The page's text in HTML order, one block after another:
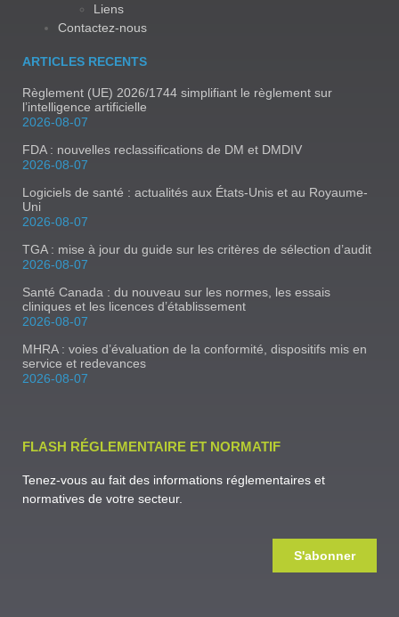
Liens
Contactez-nous
ARTICLES RECENTS
Règlement (UE) 2026/1744 simplifiant le règlement sur
l’intelligence artificielle
2026-08-07
FDA : nouvelles reclassifications de DM et DMDIV
2026-08-07
Logiciels de santé : actualités aux États-Unis et au Royaume-
Uni
2026-08-07
TGA : mise à jour du guide sur les critères de sélection d’audit
2026-08-07
Santé Canada : du nouveau sur les normes, les essais
cliniques et les licences d’établissement
2026-08-07
MHRA : voies d’évaluation de la conformité, dispositifs mis en
service et redevances
2026-08-07
FLASH RÉGLEMENTAIRE ET NORMATIF
Tenez-vous au fait des informations réglementaires et
normatives de votre secteur.
S'abonner